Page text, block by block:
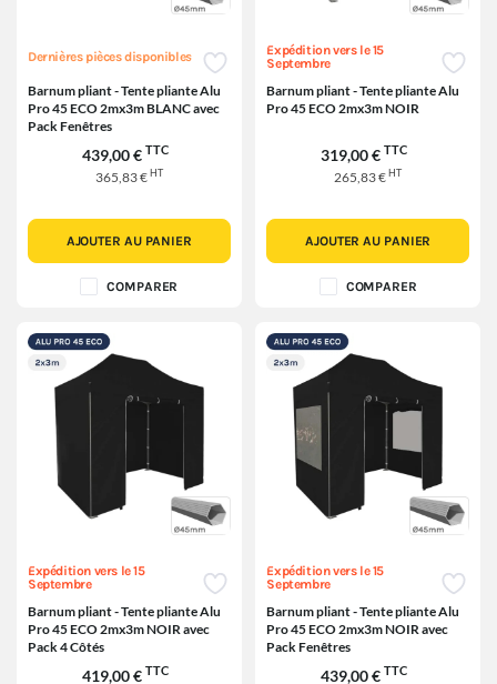
Dernières pièces disponibles
Barnum pliant - Tente pliante Alu
Pro 45 ECO 2mx3m BLANC avec
Pack Fenêtres
439,00 € TTC
365,83 €HT
AJOUTER AU PANIER
COMPARER
Expédition vers le 15
Septembre
Barnum pliant - Tente pliante Alu
Pro 45 ECO 2mx3m NOIR
319,00 € TTC
265,83 €HT
AJOUTER AU PANIER
COMPARER
Expédition vers le 15
Septembre
Barnum pliant - Tente pliante Alu
Pro 45 ECO 2mx3m NOIR avec
Pack 4 Côtés
419,00 € TTC
Expédition vers le 15
Septembre
Barnum pliant - Tente pliante Alu
Pro 45 ECO 2mx3m NOIR avec
Pack Fenêtres
439,00 € TTC